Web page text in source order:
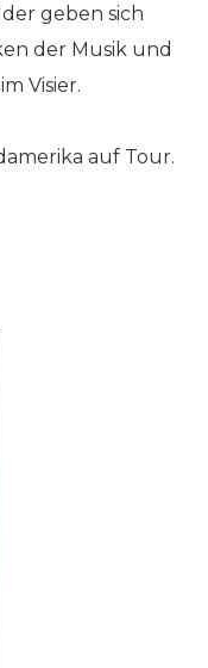
geben sich
der Musik und
Visier.
auf Tour.